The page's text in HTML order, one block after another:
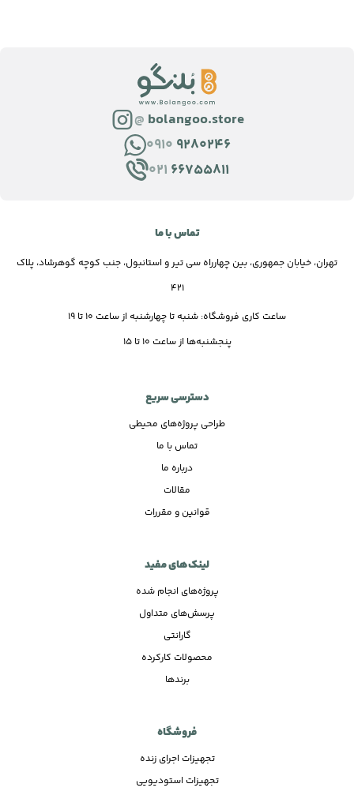
@ bolangoo.store
0910 9280246
021 66755811
تماس با ما
تهران، خیابان جمهوری، بین چهارراه سی تیر و استانبول، جنب کوچه گوهرشاد، پلاک
421
ساعت کاری فروشگاه: شنبه تا چهارشنبه از ساعت 10 تا 19
پنجشنبه‌ها از ساعت 10 تا 15
دسترسی سریع
طراحی پروژه‌های محیطی
تماس با ما
درباره ما
مقالات
قوانین و مقررات
لینک‌های مفید
پروژه‌های انجام شده
پرسش‌های متداول
گارانتی
محصولات کارکرده
برندها
فروشگاه
تجهیزات اجرای زنده
تجهیزات استودیویی